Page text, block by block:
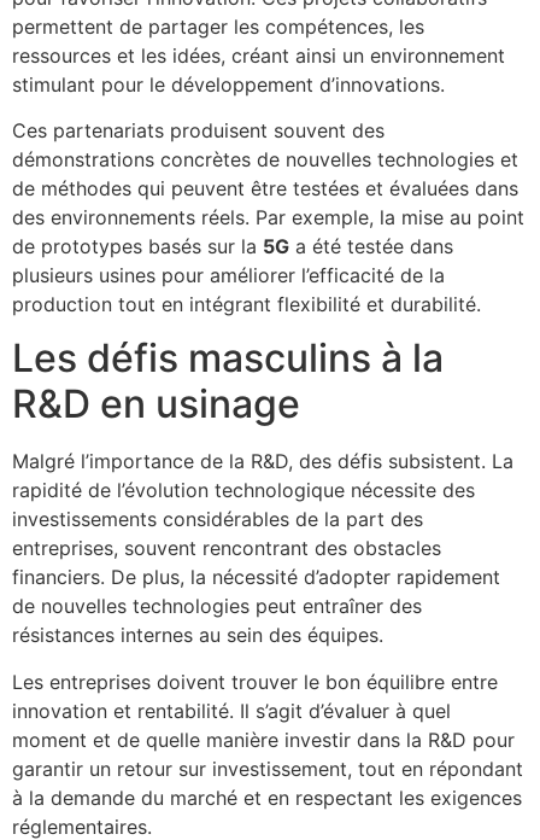
permettent de partager les compétences, les
ressources et les idées, créant ainsi un environnement
stimulant pour le développement d’innovations.
Ces partenariats produisent souvent des
démonstrations concrètes de nouvelles technologies et
de méthodes qui peuvent être testées et évaluées dans
des environnements réels. Par exemple, la mise au point
de prototypes basés sur la 5G a été testée dans
plusieurs usines pour améliorer l’efficacité de la
production tout en intégrant flexibilité et durabilité.
Les défis masculins à la
R&D en usinage
Malgré l’importance de la R&D, des défis subsistent. La
rapidité de l’évolution technologique nécessite des
investissements considérables de la part des
entreprises, souvent rencontrant des obstacles
financiers. De plus, la nécessité d’adopter rapidement
de nouvelles technologies peut entraîner des
résistances internes au sein des équipes.
Les entreprises doivent trouver le bon équilibre entre
innovation et rentabilité. Il s’agit d’évaluer à quel
moment et de quelle manière investir dans la R&D pour
garantir un retour sur investissement, tout en répondant
à la demande du marché et en respectant les exigences
réglementaires.